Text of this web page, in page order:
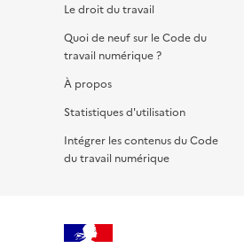
Le droit du travail
Quoi de neuf sur le Code du
travail numérique ?
À propos
Statistiques d'utilisation
Intégrer les contenus du Code
du travail numérique